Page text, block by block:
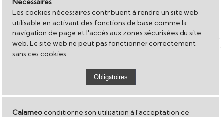
Nécessaires
Les cookies nécessaires contribuent à rendre un site web
utilisable en activant des fonctions de base comme la
navigation de page et l'accès aux zones sécurisées du site
web. Le site web ne peut pas fonctionner correctement
sans ces cookies.
Calameoconditionne son utilisation à l'acceptation de